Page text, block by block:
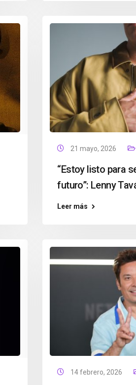
21 mayo, 2026
“Estoy listo para
futuro”: Lenny
Leer más
14 febrero, 2026